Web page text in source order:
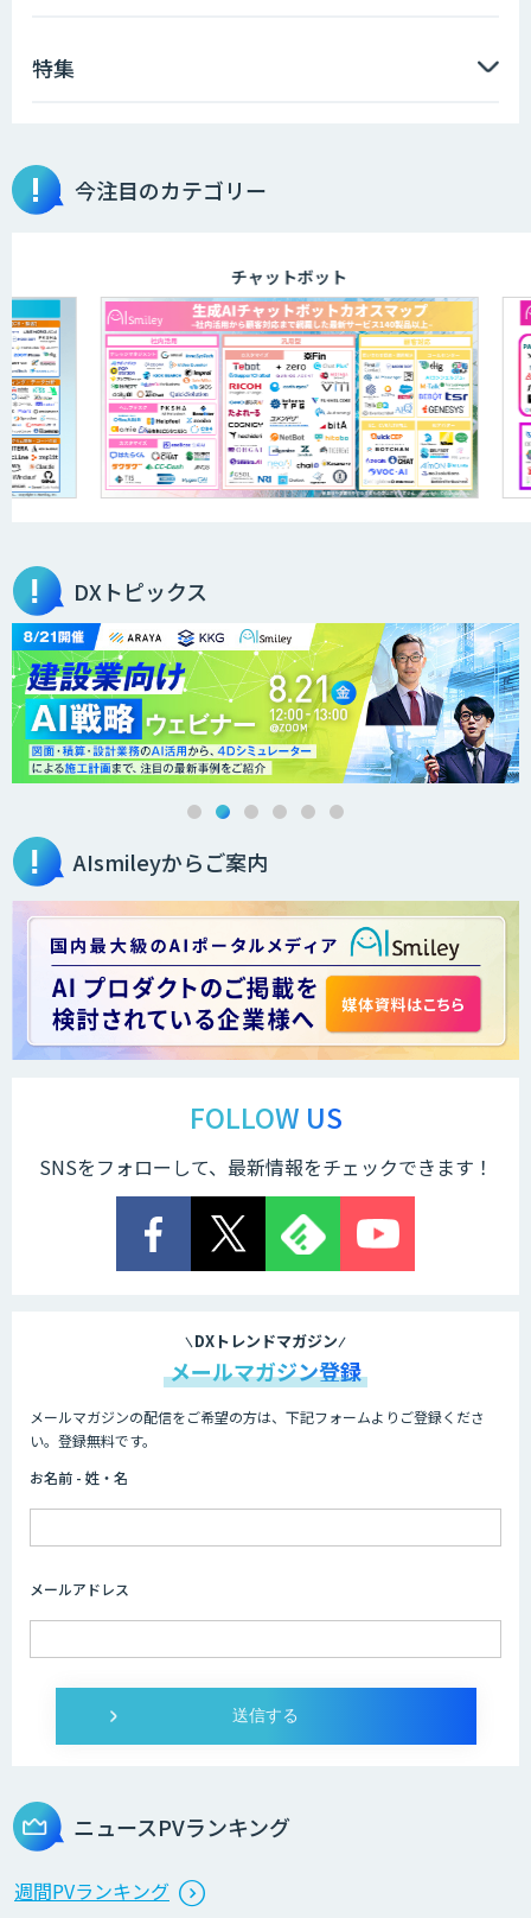
特集
今注目のカテゴリー
チャットボット
DXトピックス
AIsmileyからご案内
FOLLOW US
SNSをフォローして、最新情報をチェックできます！
DXトレンドマガジン
メールマガジン登録
メールマガジンの配信をご希望の方は、下記フォームよりご登録くださ
い。登録無料です。
お名前 - 姓・名
メールアドレス
ニュースPVランキング
週間PVランキング